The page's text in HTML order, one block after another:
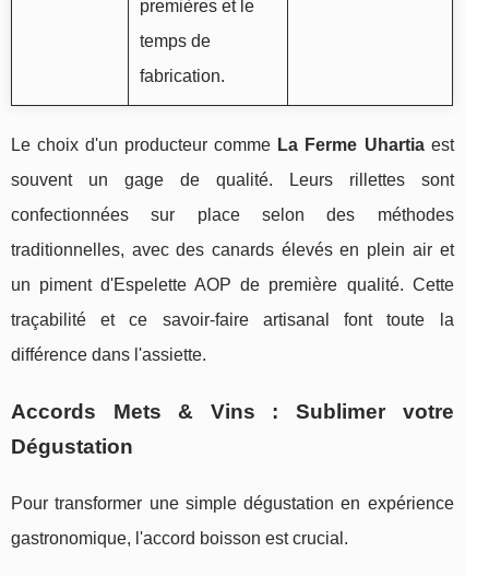
premières et le
temps de
fabrication.
Le choix d'un producteur comme La Ferme Uhartiaest
souvent un gage de qualité. Leurs rillettes sont
confectionnées sur place selon des méthodes
traditionnelles, avec des canards élevés en plein air et
un piment d'Espelette AOP de première qualité. Cette
traçabilité et ce savoir-faire artisanal font toute la
différence dans l'assiette.
Accords Mets & Vins : Sublimer votre
Dégustation
Pour transformer une simple dégustation en expérience
gastronomique, l'accord boisson est crucial.